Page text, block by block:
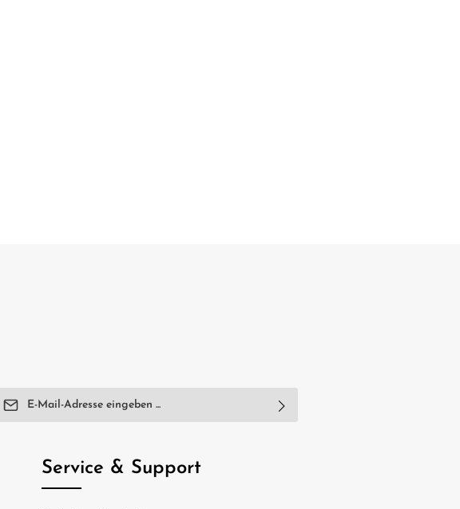
E-Mail-Adresse*
einverstanden.
Service & Support